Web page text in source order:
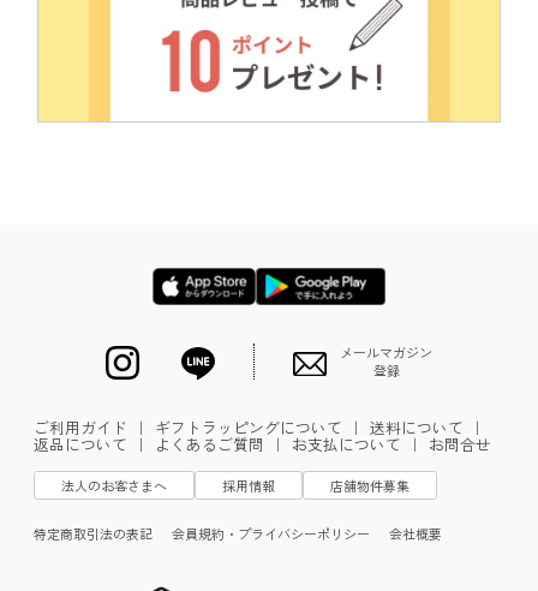
メールマガジン
登録
ご利用ガイド ｜ ギフトラッピングについて ｜ 送料について ｜
返品について ｜ よくあるご質問 ｜ お支払について ｜ お問合せ
法人のお客さまへ 採用情報 店舗物件募集
特定商取引法の表記 会員規約・プライバシーポリシー 会社概要